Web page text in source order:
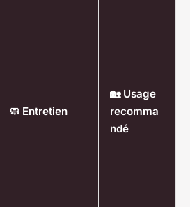
🧼 Entretien
🏡 Usage
recomma
ndé